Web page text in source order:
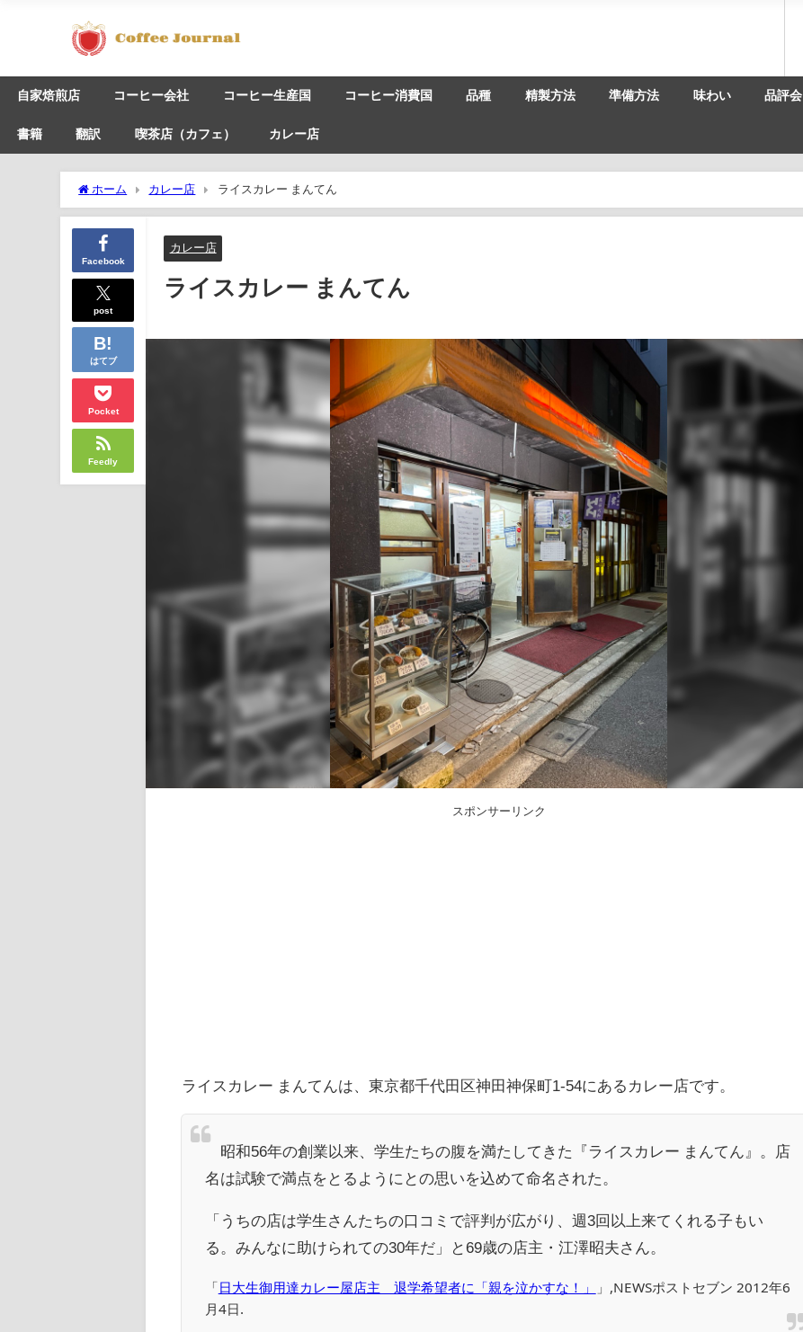
自家焙煎店 コーヒー会社 コーヒー生産国 コーヒー消費国 品種 精製方法 準備方法 味わい 品評会
書籍 翻訳 喫茶店（カフェ） カレー店
ホーム カレー店 ライスカレー まんてん
Facebook
post
はてブ
Pocket
Feedly
カレー店
ライスカレー まんてん
スポンサーリンク
ライスカレー まんてんは、東京都千代田区神田神保町1-54にあるカレー店です。
昭和56年の創業以来、学生たちの腹を満たしてきた『ライスカレー まんてん』。店
名は試験で満点をとるようにとの思いを込めて命名された。
「うちの店は学生さんたちの口コミで評判が広がり、週3回以上来てくれる子もい
る。みんなに助けられての30年だ」と69歳の店主・江澤昭夫さん。
「日大生御用達カレー屋店主 退学希望者に「親を泣かすな！」
」,NEWSポストセブン 2012年6
月4日.